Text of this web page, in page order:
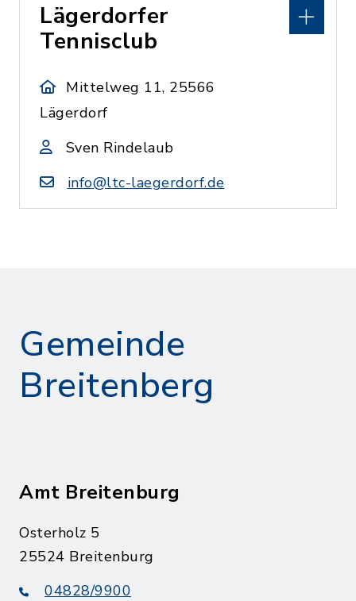
Lägerdorfer
Tennisclub
Mittelweg 11, 25566
Lägerdorf
Sven Rindelaub
info@ltc-laegerdorf.de
Gemeinde
Breitenberg
Amt Breitenburg
Osterholz 5
25524 Breitenburg
04828/9900